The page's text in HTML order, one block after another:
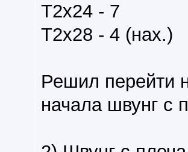
Т2х24 - 7
Т2х28 - 4 (нах.)
Решил перейти
начала швунг с